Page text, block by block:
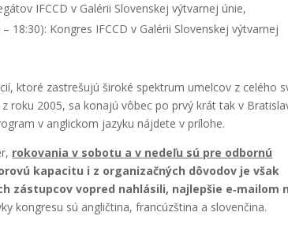
IFCCD v Galé­rii Slo­ven­skej výtvar­nej únie,
Kon­gres IFCCD v Galé­rii Slo­ven­skej výtvar­nej
kto­ré zastre­šu­jú širo­ké spek­trum umel­cov z celé­ho
roku 2005, sa kona­jú vôbec po prvý krát tak v
v anglic­kom jazy­ku náj­de­te v prí­lo­he.
roko­va­nia v sobo­tu a v nede­ľu sú pre odbor­nú
kapa­ci­tu i z orga­ni­zač­ných dôvo­dov je však
zástup­cov vopred nahlá­si­li, naj­lep­šie e‑mailom
kon­gre­su sú anglič­ti­na, fran­cúz­šti­na a slo­ven­či­na.